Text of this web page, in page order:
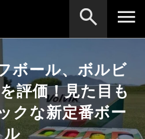
ボール、ボルビ
評価！見た目も
クな新定番ボー
ル
キング
クニック
したい事柄を入
検索